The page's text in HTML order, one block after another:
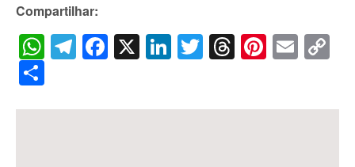
Compartilhar:
WhatsApp
Telegram
Facebook
X LinkedIn
Twitter
Threads